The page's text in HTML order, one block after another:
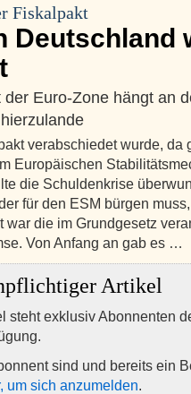
Fiskalpakt
Deutschland
der Euro-Zone hängt an
verabschiedet wurde, da
Europäischen
die Schuldenkrise
für den ESM bürgen
war die im Grundgesetz
Von Anfang an gab es …
Artikel
steht exklusiv Abonnenten
sind und bereits ein
um sich anzumelden.